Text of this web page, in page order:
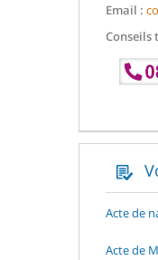
Email :
Conseils
Acte de
Acte de